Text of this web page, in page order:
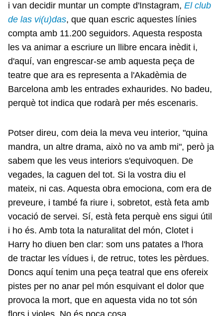
i van decidir muntar un compte d'Instagram, El club
de las vi(u)das, que quan escric aquestes línies
compta amb 11.200 seguidors. Aquesta resposta
les va animar a escriure un llibre encara inèdit i,
d'aquí, van engrescar-se amb aquesta peça de
teatre que ara es representa a l'Akadèmia de
Barcelona amb les entrades exhaurides. No badeu,
perquè tot indica que rodarà per més escenaris.
Potser direu, com deia la meva veu interior, "quina
mandra, un altre drama, això no va amb mi", però ja
sabem que les veus interiors s'equivoquen. De
vegades, la caguen del tot. Si la vostra diu el
mateix, ni cas. Aquesta obra emociona, com era de
preveure, i també fa riure i, sobretot, està feta amb
vocació de servei. Sí, està feta perquè ens sigui útil
i ho és. Amb tota la naturalitat del món, Clotet i
Harry ho diuen ben clar: som uns patates a l'hora
de tractar les vídues i, de retruc, totes les pèrdues.
Doncs aquí tenim una peça teatral que ens ofereix
pistes per no anar pel món esquivant el dolor que
provoca la mort, que en aquesta vida no tot són
flors i violes. No és poca cosa.